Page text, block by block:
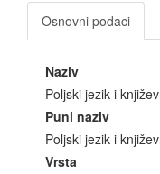
Osnovni podaci
Naziv
Poljski jezik i
Puni naziv
Poljski jezik i
Vrsta